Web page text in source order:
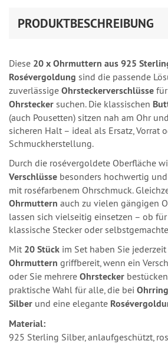
PRODUKTBESCHREIBUNG
Diese 20 x Ohrmuttern aus 925
Rosévergoldung sind die passende
zuverlässige Ohrsteckerverschlüsse
Ohrstecker suchen. Die klassischen
(auch Pousetten) sitzen nah am Ohr
sicheren Halt – ideal als Ersatz, Vorrat
Schmuckherstellung.
Durch die rosévergoldete Oberfläche
Verschlüsse besonders hochwertig
mit roséfarbenem Ohrschmuck.
Ohrmuttern auch zu vielen gängigen
lassen sich vielseitig einsetzen – ob
klassische Stecker oder
Mit 20 Stück im Set haben Sie
Ohrmuttern griffbereit, wenn ein
oder Sie mehrere Ohrstecker
praktische Wahl für alle, die bei
Silber und eine elegante
Material:
925 Sterling Silber, anlaufgeschützt,